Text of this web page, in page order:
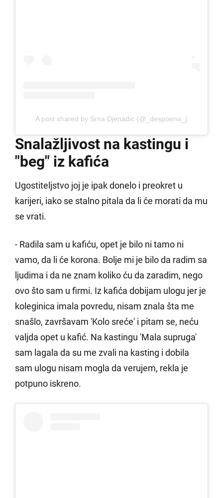
A post shared by Srna Djenadic (@_despoena_)
Snalažljivost na kastingu i
"beg" iz kafića
Ugostiteljstvo joj je ipak donelo i preokret u
karijeri, iako se stalno pitala da li će morati da mu
se vrati.
- Radila sam u kafiću, opet je bilo ni tamo ni
vamo, da li će korona. Bolje mi je bilo da radim sa
ljudima i da ne znam koliko ću da zaradim, nego
ovo što sam u firmi. Iz kafića dobijam ulogu jer je
koleginica imala povredu, nisam znala šta me
snašlo, završavam 'Kolo sreće' i pitam se, neću
valjda opet u kafić. Na kastingu 'Mala supruga'
sam lagala da su me zvali na kasting i dobila
sam ulogu nisam mogla da verujem, rekla je
potpuno iskreno.